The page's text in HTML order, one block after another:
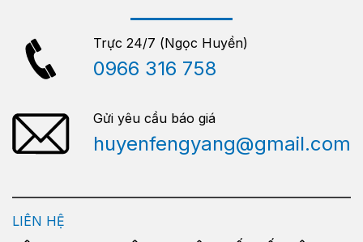
Trực 24/7 (Ngọc Huyền)
0966 316 758
Gửi yêu cầu báo giá
huyenfengyang@gmail.com
LIÊN HỆ